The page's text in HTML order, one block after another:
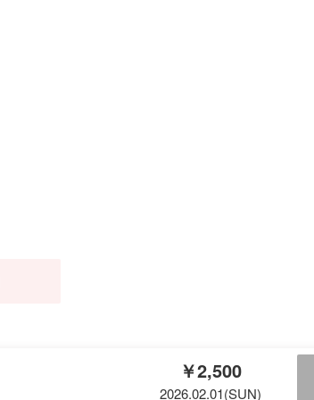
￥2,500
2026.02.01(SUN)